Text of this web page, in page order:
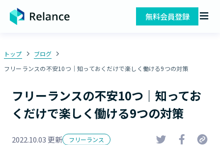
無料会員登録
トップ
ブログ
フリーランスの不安10つ｜知っておくだけで楽しく働ける9つの対策
フリーランスの不安10つ｜知ってお
くだけで楽しく働ける9つの対策
2022.10.03 更新 フリーランス